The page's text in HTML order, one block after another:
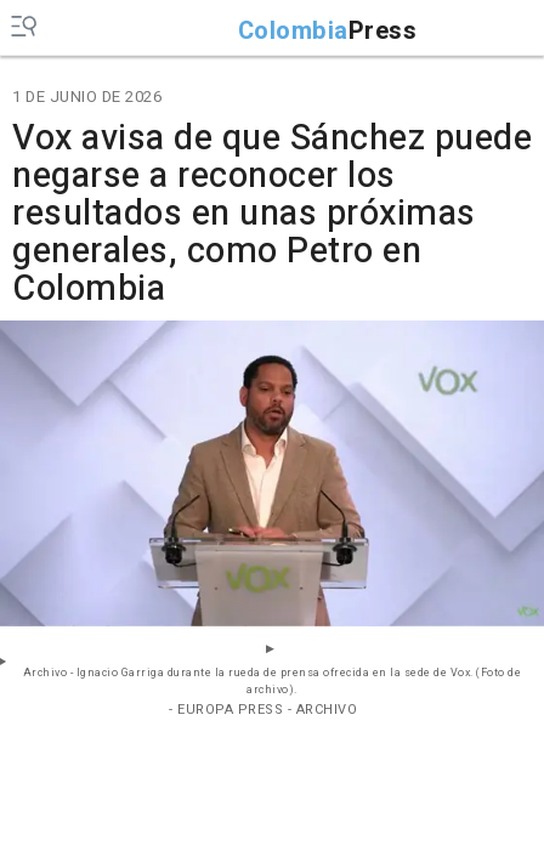
ColombiaPress
1 DE JUNIO DE 2026
Vox avisa de que Sánchez puede
negarse a reconocer los
resultados en unas próximas
generales, como Petro en
Colombia
Archivo - Ignacio Garriga durante la rueda de prensa ofrecida en la sede de Vox. (Foto de
archivo).
- EUROPA PRESS - ARCHIVO